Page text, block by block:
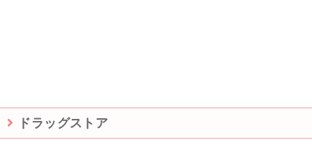
ドラッグストア